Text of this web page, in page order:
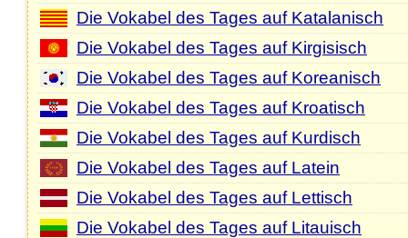
Die Vokabel des Tages auf Katalanisch
Die Vokabel des Tages auf Kirgisisch
Die Vokabel des Tages auf Koreanisch
Die Vokabel des Tages auf Kroatisch
Die Vokabel des Tages auf Kurdisch
Die Vokabel des Tages auf Latein
Die Vokabel des Tages auf Lettisch
Die Vokabel des Tages auf Litauisch